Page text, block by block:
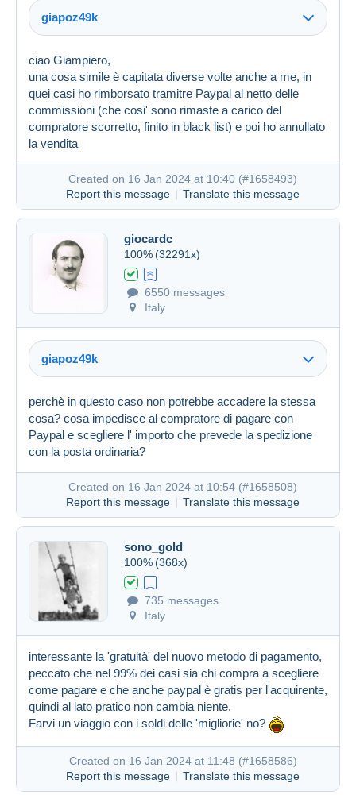
Created on 16 Jan 2024 at 09:26 #1658349
giapoz49k
Created on 16 Jan 2024 at 09:53
ciao Giampiero,
una cosa simile è capitata diverse volte anche a me, in
quei casi ho rimborsato tramitre Paypal al netto delle
commissioni (che cosi' sono rimaste a carico del
compratore scorretto, finito in black list) e poi ho annullato
la vendita
Created on 16 Jan 2024 at 10:40 (#1658493)
Report this message
Translate this message
giocardc
100% (32291x)
6550 messages
Italy
giapoz49k
Created on 16 Jan 2024 at 09:00
perchè in questo caso non potrebbe accadere la stessa
cosa? cosa impedisce al compratore di pagare con
Paypal e scegliere l' importo che prevede la spedizione
con la posta ordinaria?
Created on 16 Jan 2024 at 10:54 (#1658508)
Report this message
Translate this message
sono_gold
100% (368x)
735 messages
Italy
interessante la 'gratuità' del nuovo metodo di pagamento,
peccato che nel 99% dei casi sia chi compra a scegliere
come pagare e che anche paypal è gratis per l'acquirente,
quindi al lato pratico non cambia niente.
Farvi un viaggio con i soldi delle 'migliorie' no?
Created on 16 Jan 2024 at 11:48 (#1658586)
Report this message
Translate this message